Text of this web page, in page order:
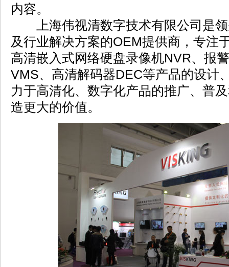
内容。
上海伟视清数字技术有限公司是领
及行业解决方案的OEM提供商，专注
高清嵌入式网络硬盘录像机NVR、报
VMS、高清解码器DEC等产品的设计
力于高清化、数字化产品的推广、普
造更大的价值。